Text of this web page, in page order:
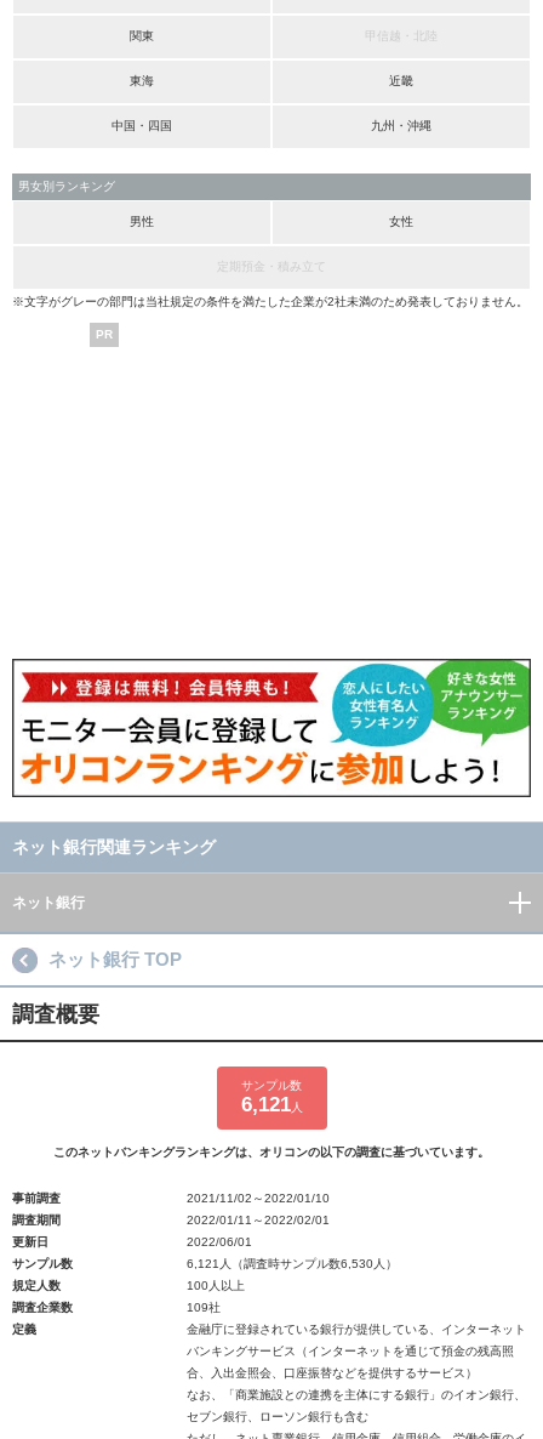
関東 甲信越・北陸
東海 近畿
中国・四国 九州・沖縄
男女別ランキング
男性 女性
定期預金・積み立て
※文字がグレーの部門は当社規定の条件を満たした企業が2社未満のため発表しておりません。
PR
ネット銀行関連ランキング
ネット銀行
ネット銀行 TOP
調査概要
サンプル数
6,121人
このネットバンキングランキングは、オリコンの以下の調査に基づいています。
事前調査
2021/11/02～2022/01/10
調査期間
2022/01/11～2022/02/01
更新日
2022/06/01
サンプル数
6,121人（調査時サンプル数6,530人）
規定人数
100人以上
調査企業数
109社
定義
金融庁に登録されている銀行が提供している、インターネット
バンキングサービス（インターネットを通じて預金の残高照
合、入出金照会、口座振替などを提供するサービス）
なお、「商業施設との連携を主体にする銀行」のイオン銀行、
セブン銀行、ローソン銀行も含む